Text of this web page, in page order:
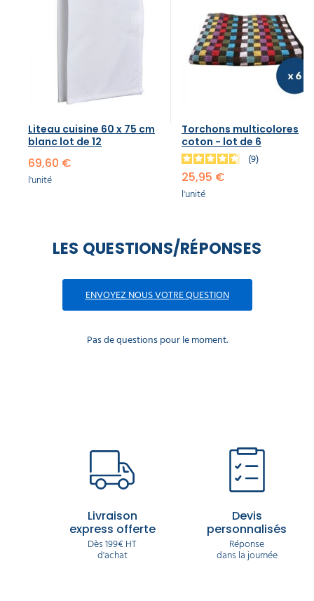
Liteau cuisine​ 60 x 75 cm
blanc lot de 12
69,60 €
l'unité
Torchons multicolores
coton - lot de 6
9
25,95 €
l'unité
LES QUESTIONS/RÉPONSES
ENVOYEZ NOUS VOTRE QUESTION
Pas de questions pour le moment.
Livraison
express offerte
Dès 199€ HT
d'achat
Devis
personnalisés
Réponse
dans la journée